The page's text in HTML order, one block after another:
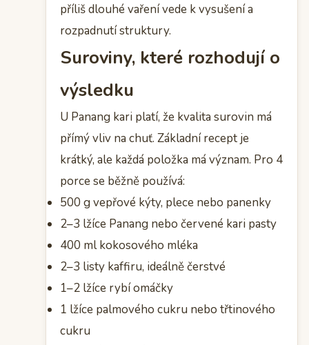
příliš dlouhé vaření vede k vysušení a
rozpadnutí struktury.
Suroviny, které rozhodují o
výsledku
U Panang kari platí, že kvalita surovin má
přímý vliv na chuť. Základní recept je
krátký, ale každá položka má význam. Pro 4
porce se běžně používá:
500 g vepřové kýty, plece nebo panenky
2–3 lžíce Panang nebo červené kari pasty
400 ml kokosového mléka
2–3 listy kaffiru, ideálně čerstvé
1–2 lžíce rybí omáčky
1 lžíce palmového cukru nebo třtinového
cukru